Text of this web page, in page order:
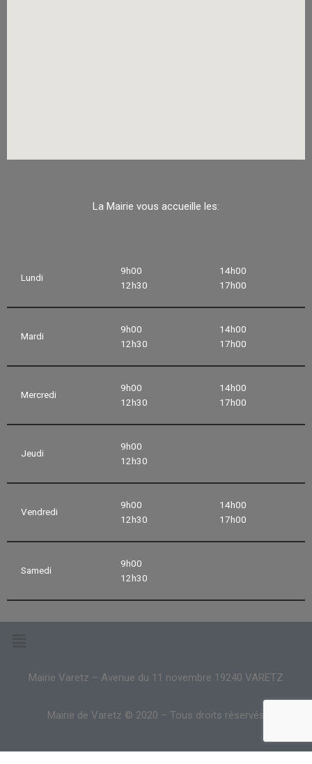
La Mairie vous accueille les:
Lundi
9h00
12h30
14h00
17h00
Mardi
9h00
12h30
14h00
17h00
Mercredi
9h00
12h30
14h00
17h00
Jeudi
9h00
12h30
Vendredi
9h00
12h30
14h00
17h00
Samedi
9h00
12h30
Mairie Varetz – Avenue du 11 novembre 19240 VARETZ
Mairie de Varetz © 2020 – Tous droits réservés